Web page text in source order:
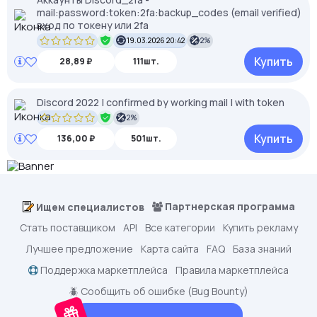
mail:password:token:2fa:backup_codes (email verified)
вход по токену или 2fa
19.03.2026 20:42 2%
28,89 ₽ 111шт. Купить
Discord 2022 | confirmed by working mail | with token
2%
136,00 ₽ 501шт. Купить
Ищем специалистов
Партнерская программа
Стать поставщиком
API Все категории
Купить рекламу
Лучшее предложение
Карта сайта FAQ
База знаний
Поддержка маркетплейса
Правила маркетплейса
🪲 Сообщить об ошибке (Bug Bounty)